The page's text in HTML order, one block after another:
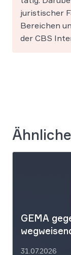
juristischer
Bereichen
der CBS
GEMA
31.07.2026